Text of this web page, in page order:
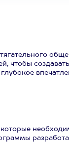
чтобы